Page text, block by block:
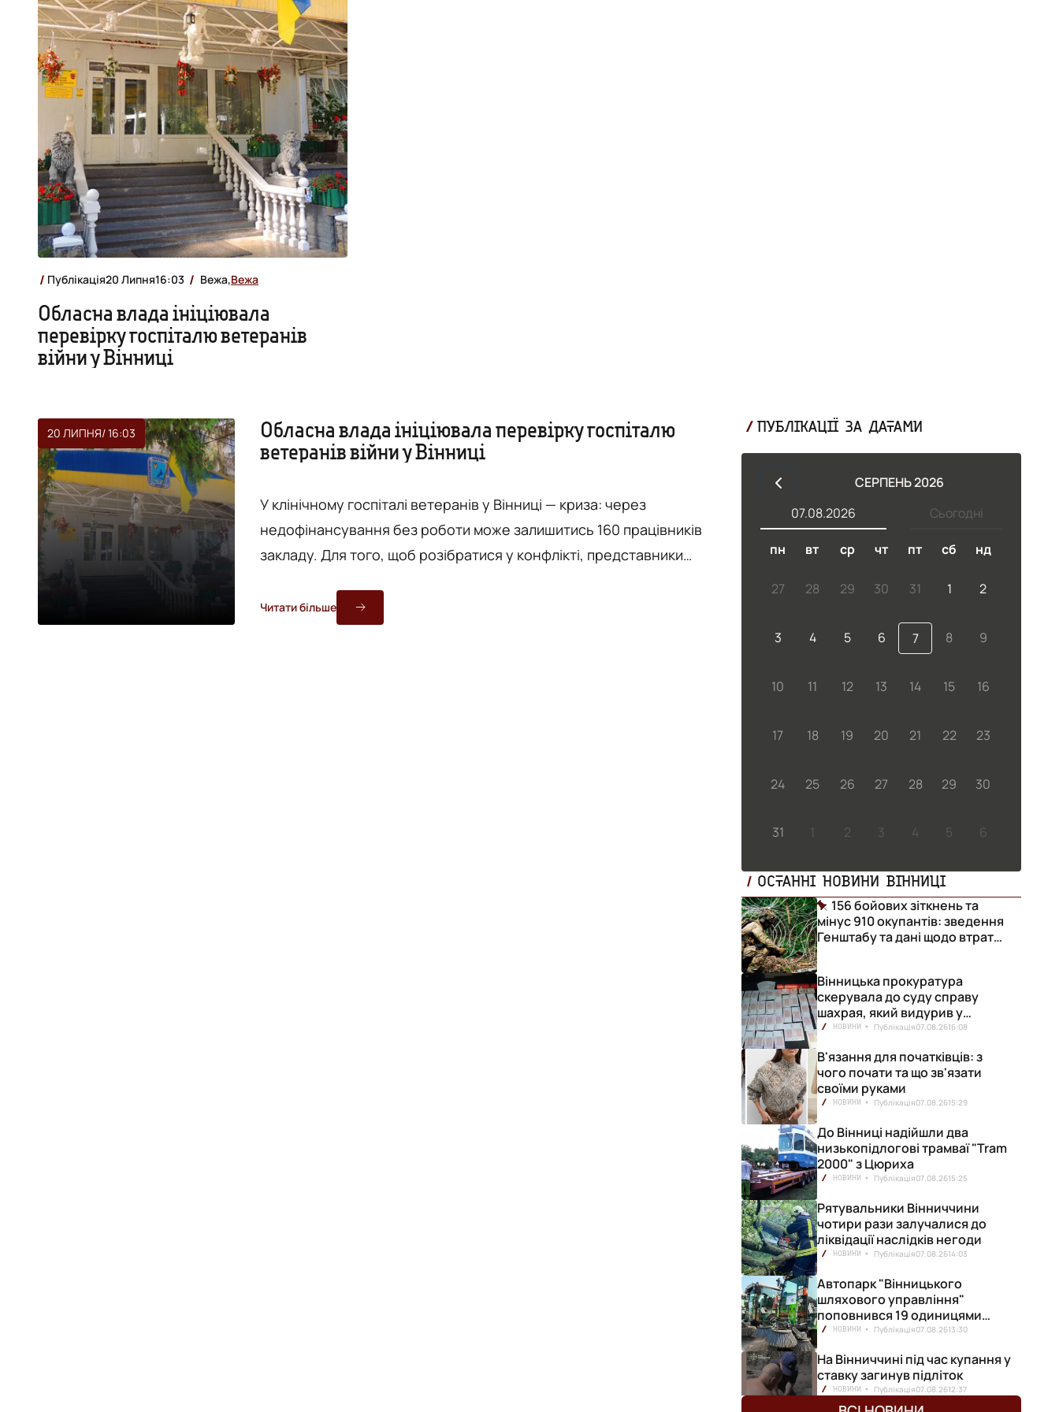
Публікація20 Липня16:03 Вежа,Вежа
Обласна влада ініціювала
перевірку госпіталю ветеранів
війни у Вінниці
20 ЛИПНЯ/ 16:03
Обласна влада ініціювала перевірку госпіталю
ветеранів війни у Вінниці
У клінічному госпіталі ветеранів у Вінниці — криза: через
недофінансування без роботи може залишитись 160 працівників
закладу. Для того, щоб розібратися у конфлікті, представники
влади. Зустріч ветеранської спільноти з головою обласної ради
Вячеславом Соколовим та головою облдержадміністрації Сергієм
Читати більше
ПУБЛІКАЦІЇ ЗА ДАТАМИ
СЕРПЕНЬ 2026
Сьогодні
07.08.2026
пн вт ср чт пт сб нд
27 28 29 30 31 1 2
3 4 5 6 7 8 9
10 11 12 13 14 15 16
17 18 19 20 21 22 23
24 25 26 27 28 29 30
31 1 2 3 4 5 6
ОСТАННІ НОВИНИ ВІННИЦІ
156 бойових зіткнень та
мінус 910 окупантів: зведення
Генштабу та дані щодо втрат
Вінницька прокуратура
скерувала до суду справу
шахрая, який видурив у
вінничанки 154 тисячі гривень
НОВИНИ Публікація07.08.2616:08
В'язання для початківців: з
чого почати та що зв'язати
своїми руками
НОВИНИ Публікація07.08.2615:29
До Вінниці надійшли два
низькопідлогові трамваї "Tram
2000" з Цюриха
НОВИНИ Публікація07.08.2615:25
Рятувальники Вінниччини
чотири рази залучалися до
ліквідації наслідків негоди
НОВИНИ Публікація07.08.2614:03
Автопарк "Вінницького
шляхового управління"
поповнився 19 одиницями
нової техніки
НОВИНИ Публікація07.08.2613:30
На Вінниччині під час купання у
ставку загинув підліток
НОВИНИ Публікація07.08.2612:37